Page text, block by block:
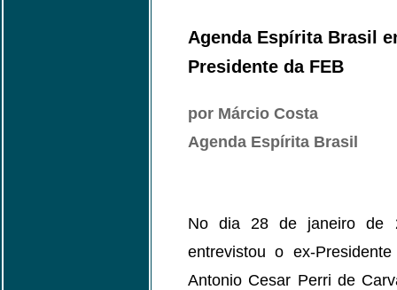
Agenda Espírita Brasil
Presidente da FEB
por Márcio Costa
Agenda Espírita Brasil
No dia 28 de janeiro
entrevistou o ex-
Antonio Cesar Perri de